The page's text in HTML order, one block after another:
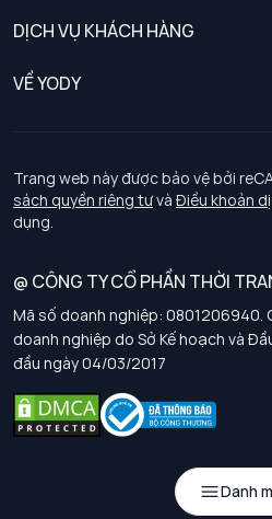
Danh
DỊCH VỤ KHÁCH HÀNG
Chính sách khách hàng thân thiết
Chính sách bảo vệ dữ liệu cá nhân
Chính sách thanh toán, giao nhận
Chính sách chất lượng và an toàn
Chính sách đơn đồng phục
Hướng dẫn chọn kích thước
VỀ YODY
Tuyển dụng
Trang web này được bảo vệ bởi
sách quyền riêng tưvà Điều khoản
dụng.
@ CÔNG TY CỔ PHẦN THỜI
Mã số doanh nghiệp: 0801206940.
doanh nghiệp do Sở Kế hoạch và
đầu ngày 04/03/2017